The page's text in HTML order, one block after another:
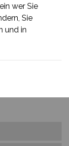
wer Sie
Sie
und in